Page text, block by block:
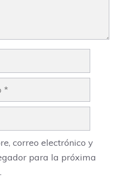
correo electrónico y
para la próxima